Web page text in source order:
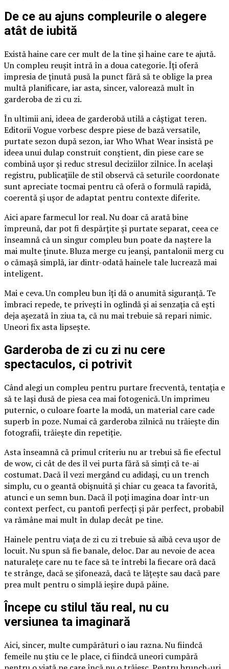
De ce au ajuns compleurile o alegere
atât de iubită
Există haine care cer mult de la tine și haine care te ajută.
Un compleu reușit intră în a doua categorie. Îți oferă
impresia de ținută pusă la punct fără să te oblige la prea
multă planificare, iar asta, sincer, valorează mult în
garderoba de zi cu zi.
În ultimii ani, ideea de garderobă utilă a câștigat teren.
Editorii Vogue vorbesc despre piese de bază versatile,
purtate sezon după sezon, iar Who What Wear insistă pe
ideea unui dulap construit conștient, din piese care se
combină ușor și reduc stresul deciziilor zilnice. În același
registru, publicațiile de stil observă că seturile coordonate
sunt apreciate tocmai pentru că oferă o formulă rapidă,
coerentă și ușor de adaptat pentru contexte diferite.
Aici apare farmecul lor real. Nu doar că arată bine
împreună, dar pot fi despărțite și purtate separat, ceea ce
înseamnă că un singur compleu bun poate da naștere la
mai multe ținute. Bluza merge cu jeanși, pantalonii merg cu
o cămașă simplă, iar dintr-odată hainele tale lucrează mai
inteligent.
Mai e ceva. Un compleu bun îți dă o anumită siguranță. Te
îmbraci repede, te privești în oglindă și ai senzația că ești
deja așezată în ziua ta, că nu mai trebuie să repari nimic.
Uneori fix asta lipsește.
Garderoba de zi cu zi nu cere
spectaculos, ci potrivit
Când alegi un compleu pentru purtare frecventă, tentația e
să te lași dusă de piesa cea mai fotogenică. Un imprimeu
puternic, o culoare foarte la modă, un material care cade
superb în poze. Numai că garderoba zilnică nu trăiește din
fotografii, trăiește din repetiție.
Asta înseamnă că primul criteriu nu ar trebui să fie efectul
de wow, ci cât de des îl vei purta fără să simți că te-ai
costumat. Dacă îl vezi mergând cu adidași, cu un trench
simplu, cu o geantă obișnuită și chiar cu geaca ta favorită,
atunci e un semn bun. Dacă îl poți imagina doar într-un
context perfect, cu pantofi perfecți și păr perfect, probabil
va rămâne mai mult în dulap decât pe tine.
Hainele pentru viața de zi cu zi trebuie să aibă ceva ușor de
locuit. Nu spun să fie banale, deloc. Dar au nevoie de acea
naturalețe care nu te face să te întrebi la fiecare oră dacă
te strânge, dacă se șifonează, dacă te lățește sau dacă pare
prea mult pentru o simplă ieșire după pâine.
Începe cu stilul tău real, nu cu
versiunea ta imaginară
Aici, sincer, multe cumpărături o iau razna. Nu fiindcă
femeile nu știu ce le place, ci fiindcă uneori cumpără